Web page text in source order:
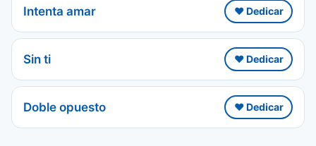
Intenta amar ❤️ Dedicar
Sin ti ❤️ Dedicar
Doble opuesto ❤️ Dedicar